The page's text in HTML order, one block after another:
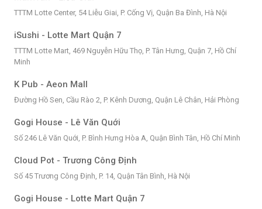
TTTM Lotte Center, 54 Liễu Giai, P. Cống Vị, Quận Ba Đình, Hà Nội
iSushi - Lotte Mart Quận 7
TTTM Lotte Mart, 469 Nguyễn Hữu Thọ, P. Tân Hưng, Quận 7, Hồ Chí
Minh
K Pub - Aeon Mall
Đường Hồ Sen, Cầu Rào 2, P. Kênh Dương, Quận Lê Chân, Hải Phòng
Gogi House - Lê Văn Quới
Số 246 Lê Văn Quới, P. Bình Hưng Hòa A, Quận Bình Tân, Hồ Chí Minh
Cloud Pot - Trương Công Định
Số 45 Trương Công Định, P. 14, Quận Tân Bình, Hà Nội
Gogi House - Lotte Mart Quận 7